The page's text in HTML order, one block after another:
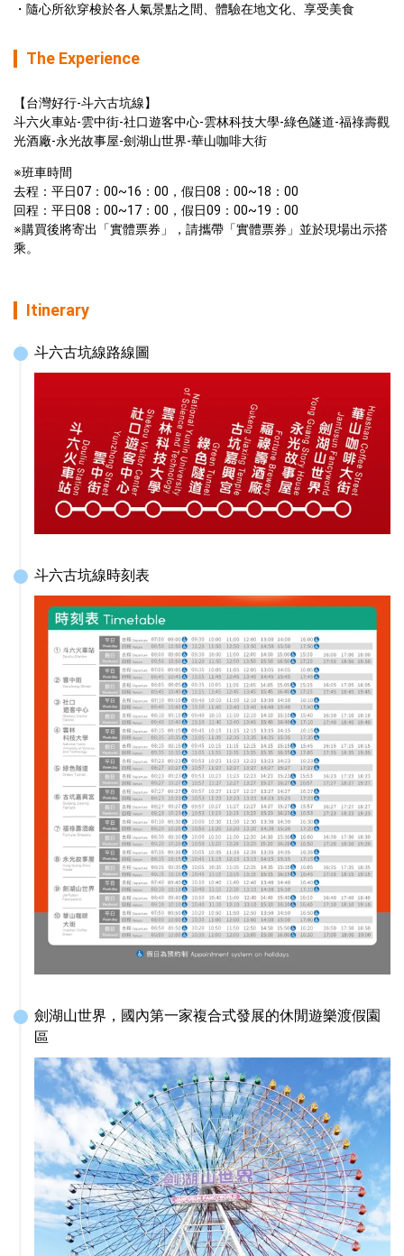
隨心所欲穿梭於各人氣景點之間、體驗在地文化、享受美食
The Experience
【台灣好行-斗六古坑線】
斗六火車站-雲中街-社口遊客中心-雲林科技大學-綠色隧道-福祿壽觀
光酒廠-永光故事屋-劍湖山世界-華山咖啡大街
※班車時間
去程：平日07：00~16：00，假日08：00~18：00
回程：平日08：00~17：00，假日09：00~19：00
※購買後將寄出「實體票券」，請攜帶「實體票券」並於現場出示搭
乘。
Itinerary
斗六古坑線路線圖
斗六古坑線時刻表
劍湖山世界，國內第一家複合式發展的休閒遊樂渡假園
區